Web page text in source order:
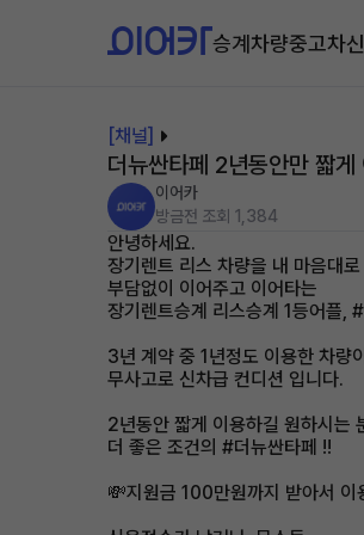
승계차량중고차
[채널]
더뉴싼타페 2년동안만 짧
이어카
방금전 조회 1,384
안녕하세요.
장기렌트 리스 차량을 내 마음대로
부담없이 이어주고 이어타는
장기렌트승계 리스승계 1등어플,
3년 계약 중 1년정도 이용한 차량
무사고로 신차급 컨디션 입니다.
2년동안 짧게 이용하길 원하시는
더 좋은 조건의 #더뉴싼타페 !!
💸지원금 100만원까지 받아서 이